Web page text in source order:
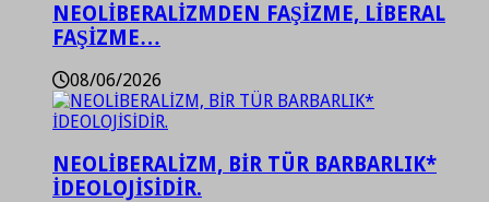
NEOLİBERALİZMDEN FAŞİZME, LİBERAL
FAŞİZME…
08/06/2026
NEOLİBERALİZM, BİR TÜR BARBARLIK*
İDEOLOJİSİDİR.